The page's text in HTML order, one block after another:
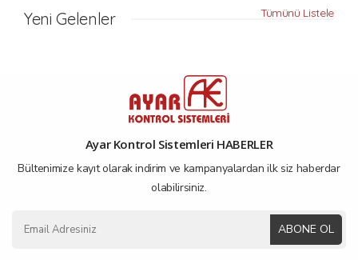
Yeni Gelenler Tümünü Listele
Ayar Kontrol Sistemleri HABERLER
Bültenimize kayıt olarak indirim ve kampanyalardan ilk siz haberdar
olabilirsiniz.
ABONE OL